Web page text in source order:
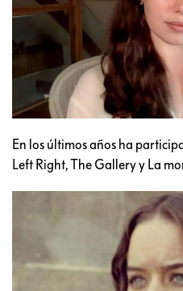
En los últimos años ha
Left Right, The Gallery y La